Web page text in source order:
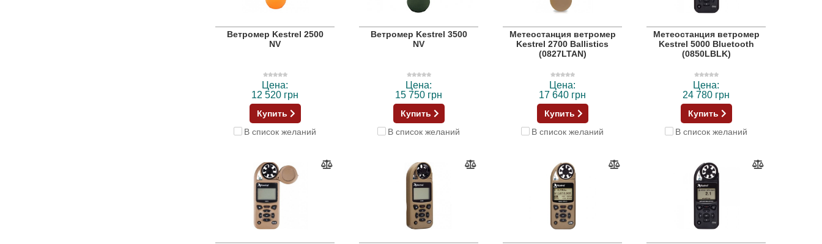
Ветромер Kestrel 2500
NV
Цена:
12 520 грн
Купить
В список желаний
Ветромер Kestrel 3500
NV
Цена:
15 750 грн
Купить
В список желаний
Метеостанция ветромер
Kestrel 2700 Ballistics
(0827LTAN)
Цена:
17 640 грн
Купить
В список желаний
Метеостанция ветромер
Kestrel 5000 Bluetooth
(0850LBLK)
Цена:
24 780 грн
Купить
В список желаний